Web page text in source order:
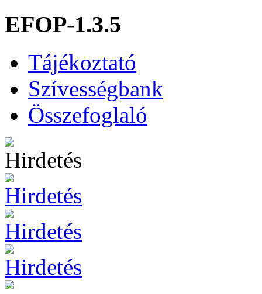
EFOP-1.3.5
Tájékoztató
Szívességbank
Összefoglaló